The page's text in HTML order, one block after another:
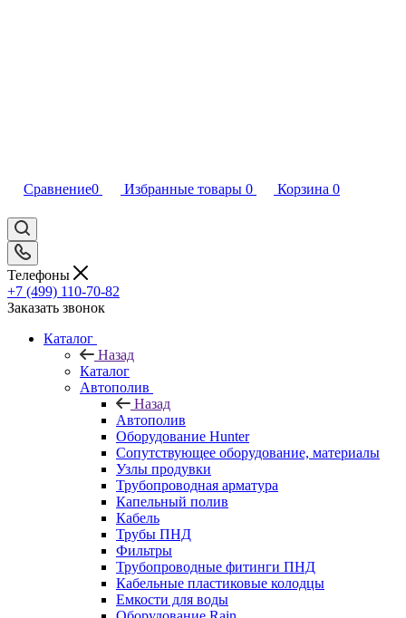
Сравнение0 Избранные товары 0 Корзина 0
Телефоны
+7 (499) 110-70-82
Заказать звонок
Каталог
Назад
Каталог
Автополив
Назад
Автополив
Оборудование Hunter
Сопутствующее оборудование, материалы
Узлы продувки
Трубопроводная арматура
Капельный полив
Кабель
Трубы ПНД
Фильтры
Трубопроводные фитинги ПНД
Кабельные пластиковые колодцы
Емкости для воды